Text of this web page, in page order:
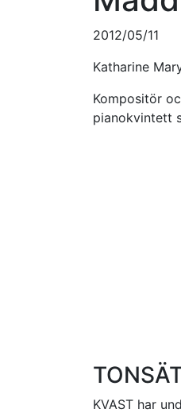
2012/05/11
Katharine
Kompositör
pianokvintett
KVAST har